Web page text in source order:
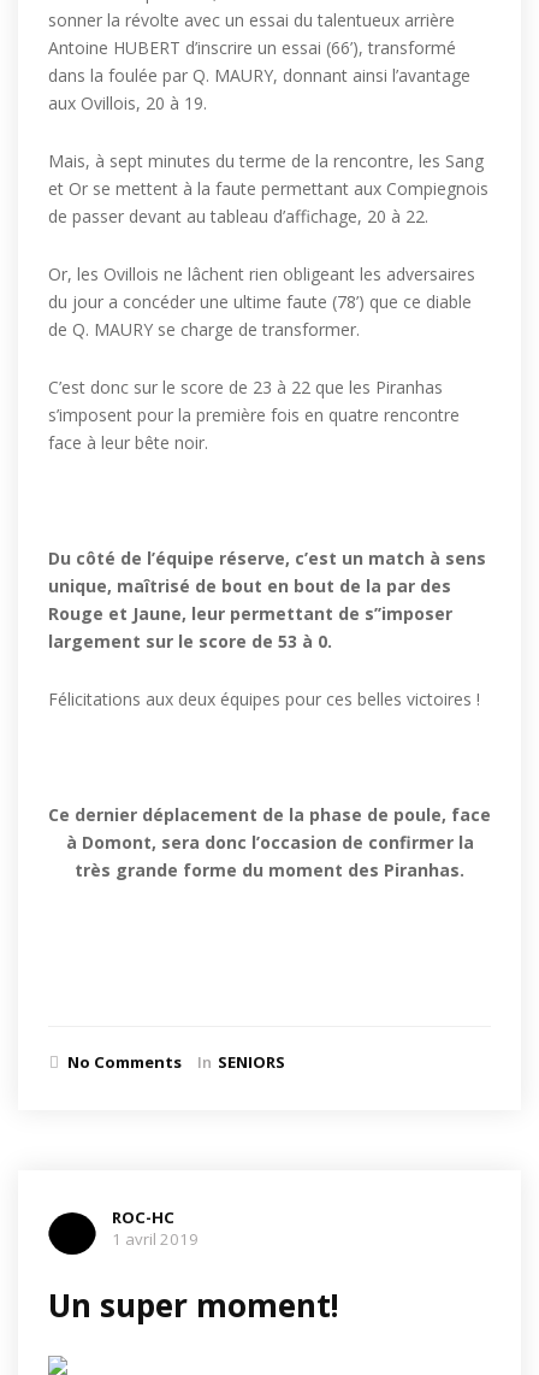
sonner la révolte avec un essai du talentueux arrière
Antoine HUBERT d’inscrire un essai (66’), transformé
dans la foulée par Q. MAURY, donnant ainsi l’avantage
aux Ovillois, 20 à 19.
Mais, à sept minutes du terme de la rencontre, les Sang
et Or se mettent à la faute permettant aux Compiegnois
de passer devant au tableau d’affichage, 20 à 22.
Or, les Ovillois ne lâchent rien obligeant les adversaires
du jour a concéder une ultime faute (78’) que ce diable
de Q. MAURY se charge de transformer.
C’est donc sur le score de 23 à 22 que les Piranhas
s’imposent pour la première fois en quatre rencontre
face à leur bête noir.
Du côté de l’équipe réserve, c’est un match à sens
unique, maîtrisé de bout en bout de la par des
Rouge et Jaune, leur permettant de s’’imposer
largement sur le score de 53 à 0.
Félicitations aux deux équipes pour ces belles victoires !
Ce dernier déplacement de la phase de poule, face
à Domont, sera donc l’occasion de confirmer la
très grande forme du moment des Piranhas.
No Comments In SENIORS
ROC-HC
1 avril 2019
Un super moment!